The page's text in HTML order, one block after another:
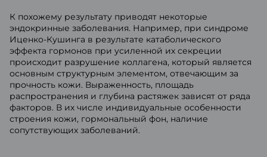
К похожему результату приводят некоторые
эндокринные заболевания. Например, при синдроме
Иценко-Кушинга в результате катаболического
эффекта гормонов при усиленной их секреции
происходит разрушение коллагена, который является
основным структурным элементом, отвечающим за
прочность кожи. Выраженность, площадь
распространения и глубина растяжек зависят от ряда
факторов. В их числе индивидуальные особенности
строения кожи, гормональный фон, наличие
сопутствующих заболеваний.